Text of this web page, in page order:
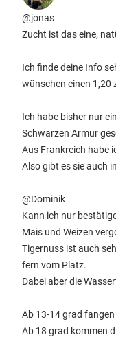
@jonas
Zucht ist das eine,
Ich finde deine Info
wünschen einen 1,20
Ich habe bisher nur
Schwarzen Armur
Aus Frankreich habe
Also gibt es sie auch
@Dominik
Kann ich nur
Mais und Weizen
Tigernuss ist auch
fern vom Platz.
Dabei aber die
Ab 13-14 grad
Ab 18 grad kommen